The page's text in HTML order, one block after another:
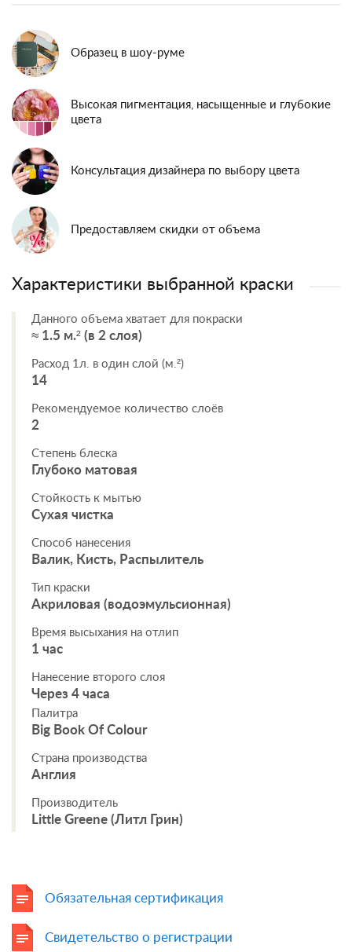
Образец в шоу-руме
Высокая пигментация, насыщенные и глубокие
цвета
Консультация дизайнера по выбору цвета
Предоставляем скидки от объема
Характеристики выбранной краски
Данного объема хватает для покраски
≈ 1.5 м.² (в 2 слоя)
Расход 1л. в один слой (м.²)
14
Рекомендуемое количество слоёв
2
Степень блеска
Глубоко матовая
Стойкость к мытью
Сухая чистка
Способ нанесения
Валик, Кисть, Распылитель
Тип краски
Акриловая (водоэмульсионная)
Время высыхания на отлип
1 час
Нанесение второго слоя
Через 4 часа
Палитра
Big Book Of Colour
Страна производства
Англия
Производитель
Little Greene (Литл Грин)
Обязательная сертификация
Свидетельство о регистрации